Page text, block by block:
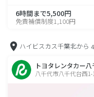
6時間まで5,500円
免責補償制度1,100円
ハイビスカス千葉北から
トヨタレンタカー
八千代市八千代台西1-